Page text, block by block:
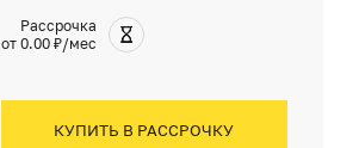
Рассрочка
от 0.00 ₽/мес
КУПИТЬ В РАССРОЧКУ